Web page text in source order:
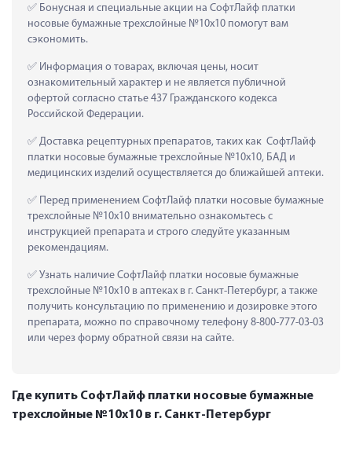
Бонусная и специальные акции на СофтЛайф платки
носовые бумажные трехслойные №10х10 помогут вам
сэкономить.
Информация о товарах, включая цены, носит
ознакомительный характер и не является публичной
офертой согласно статье 437 Гражданского кодекса
Российской Федерации.
Доставка рецептурных препаратов, таких как  СофтЛайф
платки носовые бумажные трехслойные №10х10, БАД и
медицинских изделий осуществляется до ближайшей аптеки.
Перед применением СофтЛайф платки носовые бумажные
трехслойные №10х10 внимательно ознакомьтесь с
инструкцией препарата и строго следуйте указанным
рекомендациям.
Узнать наличие СофтЛайф платки носовые бумажные
трехслойные №10х10 в аптеках в г. Санкт-Петербург, а также
получить консультацию по применению и дозировке этого
препарата, можно по справочному телефону 8-800-777-03-03
или через форму обратной связи на сайте.
Где купить СофтЛайф платки носовые бумажные
трехслойные №10х10 в г. Санкт-Петербург